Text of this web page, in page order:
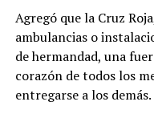
Agregó que la Cruz
ambulancias o
de hermandad, una
corazón de todos los
entregarse a los demás.